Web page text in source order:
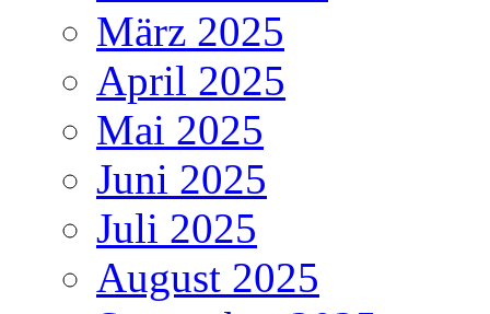
März 2025
April 2025
Mai 2025
Juni 2025
Juli 2025
August 2025